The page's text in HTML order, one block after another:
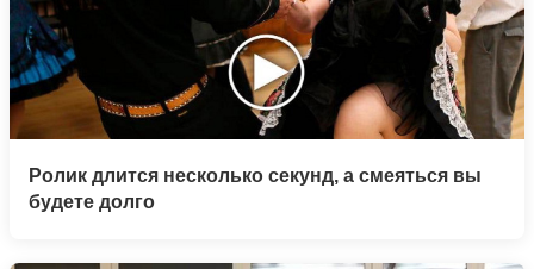
Ролик длится несколько секунд, а смеяться вы
будете долго